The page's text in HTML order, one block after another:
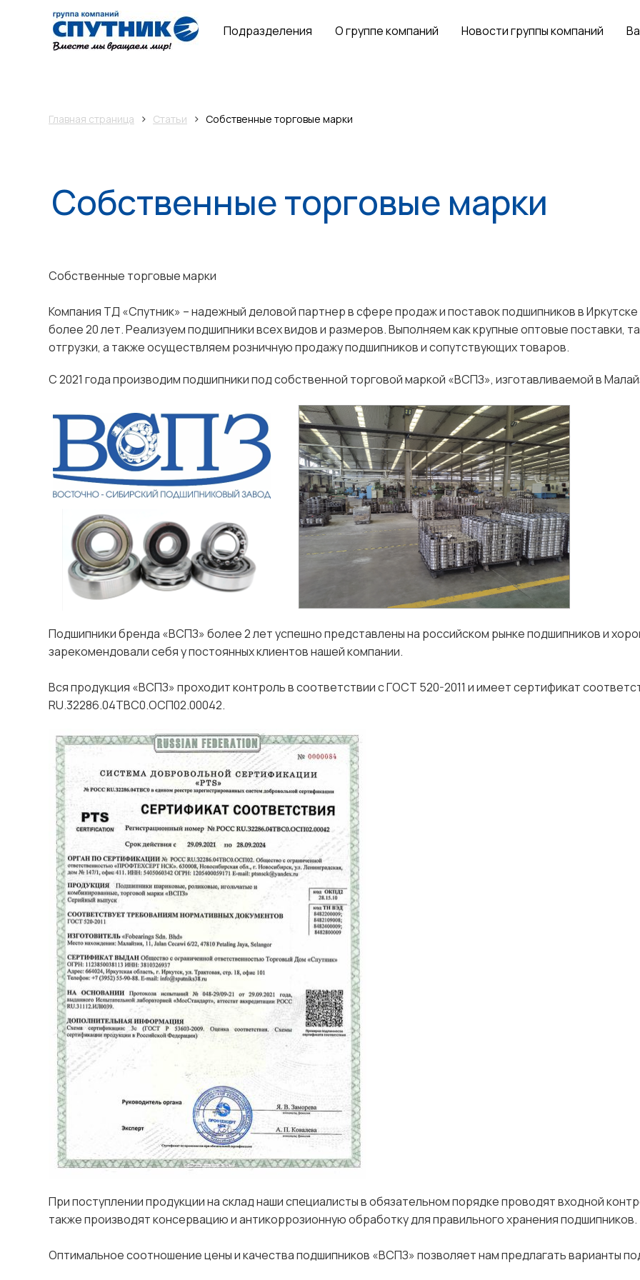
Подразделения О группе компаний Новости группы компаний
Главная страница › Статьи › Собственные торговые марки
Собственные торговые марки
Собственные торговые марки
Компания ТД «Спутник» – надежный деловой партнер в сфере продаж и поставок подшипников в Иркутске
более 20 лет. Реализуем подшипники всех видов и размеров. Выполняем как крупные оптовые поставки,
отгрузки, а также осуществляем розничную продажу подшипников и сопутствующих товаров.
С 2021 года производим подшипники под собственной торговой маркой «ВСПЗ», изготавливаемой в
Подшипники бренда «ВСПЗ» более 2 лет успешно представлены на российском рынке подшипников и
зарекомендовали себя у постоянных клиентов нашей компании.
Вся продукция «ВСПЗ» проходит контроль в соответствии с ГОСТ 520-2011 и имеет сертификат
RU.32286.04ТВС0.ОСП02.00042.
При поступлении продукции на склад наши специалисты в обязательном порядке проводят входной
также производят консервацию и антикоррозионную обработку для правильного хранения подшипников.
Оптимальное соотношение цены и качества подшипников «ВСПЗ» позволяет нам предлагать варианты